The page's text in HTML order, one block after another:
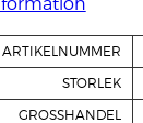
ARTIKELNUMMER
STORLEK
GROSSHANDEL